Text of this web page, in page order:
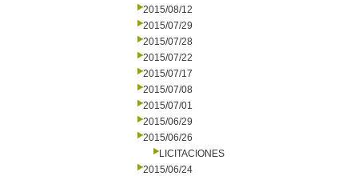
2015/08/12
2015/07/29
2015/07/28
2015/07/22
2015/07/17
2015/07/08
2015/07/01
2015/06/29
2015/06/26
LICITACIONES
2015/06/24